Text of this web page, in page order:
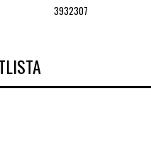
3932307